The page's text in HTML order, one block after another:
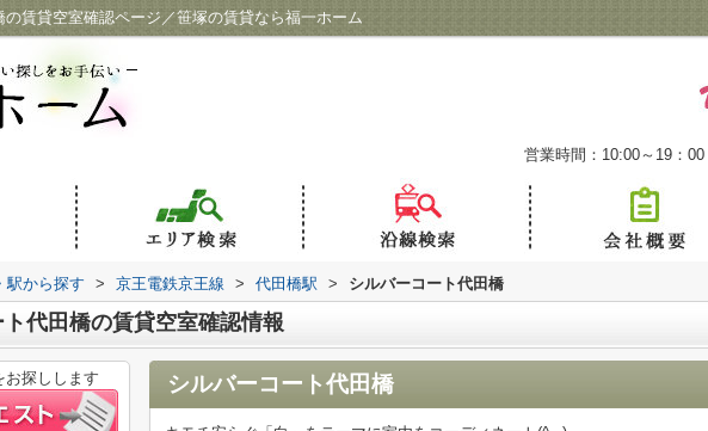
の賃貸空室確認ページ／笹塚の賃貸なら福一ホーム
営業時間：10:00～19：00
駅から探す > 京王電鉄京王線 > 代田橋駅 > シルバーコート代田橋
代田橋の賃貸空室確認情報
シルバーコート代田橋
探しします